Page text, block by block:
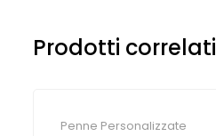
Prodotti correlati
Penne Personalizzate